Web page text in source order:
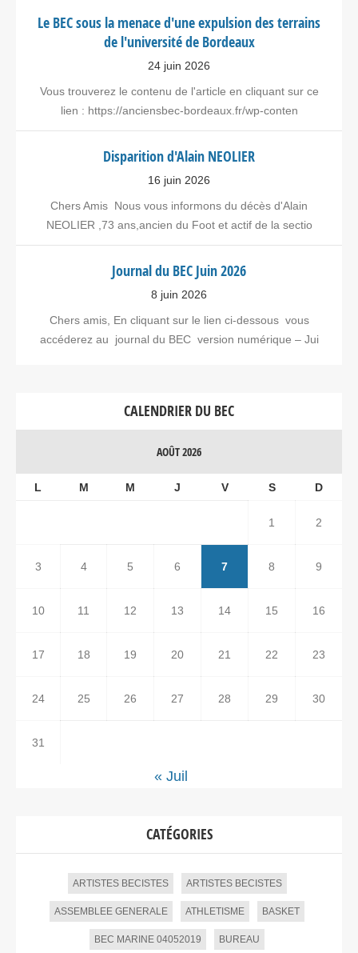
Le BEC sous la menace d'une expulsion des terrains
de l'université de Bordeaux
24 juin 2026
Vous trouverez le contenu de l'article en cliquant sur ce
lien : https://anciensbec-bordeaux.fr/wp-conten
Disparition d'Alain NEOLIER
16 juin 2026
Chers Amis Nous vous informons du décès d'Alain
NEOLIER ,73 ans,ancien du Foot et actif de la sectio
Journal du BEC Juin 2026
8 juin 2026
Chers amis, En cliquant sur le lien ci-dessous vous
accéderez au journal du BEC version numérique – Jui
CALENDRIER DU BEC
AOÛT 2026
L M M J V S D
1 2
3 4 5 6 7 8 9
10 11 12 13 14 15 16
17 18 19 20 21 22 23
24 25 26 27 28 29 30
31
« Juil
CATÉGORIES
ARTISTES BECISTES ARTISTES BECISTES
ASSEMBLEE GENERALE ATHLETISME BASKET
BEC MARINE 04052019 BUREAU